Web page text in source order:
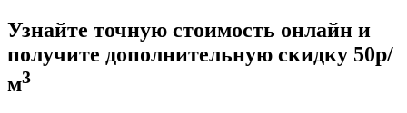
Узнайте точную стоимость онлайн и
получите дополнительную скидку 50р/
м3